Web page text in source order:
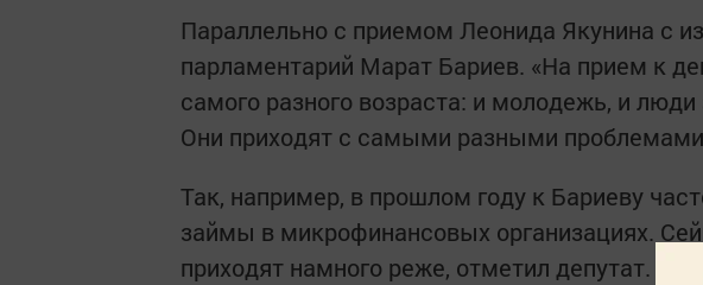
Параллельно с приемом Леонида Якунина с
парламентарий Марат Бариев. «На прием к
самого разного возраста: и молодежь, и
Они приходят с самыми разными
Так, например, в прошлом году к Бариеву
займы в микрофинансовых организациях.
приходят намного реже, отметил депутат.